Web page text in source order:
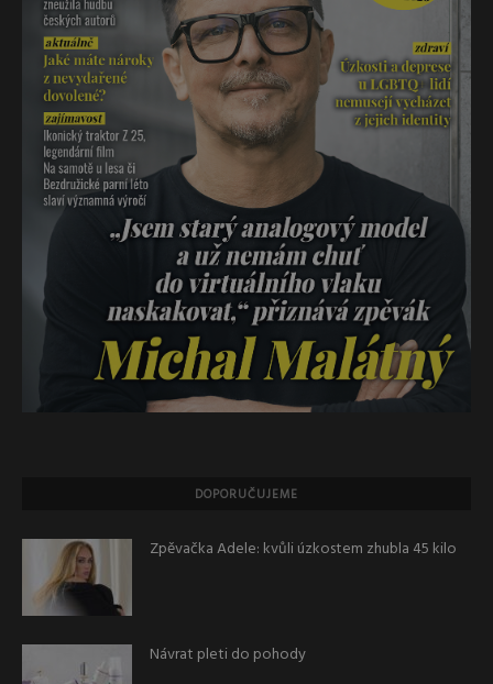
DOPORUČUJEME
Zpěvačka Adele: kvůli úzkostem zhubla 45 kilo
Návrat pleti do pohody